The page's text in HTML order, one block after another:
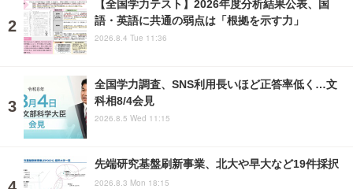
【全国学力テスト】2026年度分析結果公表、国
語・英語に共通の弱点は「根拠を示す力」
2026.8.4 Tue 11:36
全国学力調査、SNS利用長いほど正答率低く…文
科相8/4会見
2026.8.5 Wed 11:15
先端研究基盤刷新事業、北大や早大など19件採択
2026.8.3 Mon 18:15